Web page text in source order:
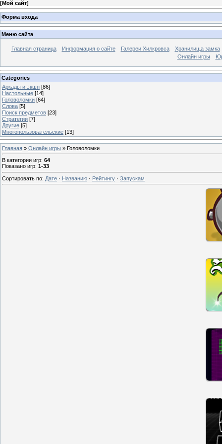
[Мой сайт]
Форма входа
Меню сайта
Главная страница Информация о сайте Галереи Хилкровса
Хранилища замка
Онлайн игры
Categories
Аркады и экшн [86]
Настольные [14]
Головоломки [64]
Слова [5]
Поиск предметов [23]
Стратегии [7]
Другие [5]
Многопользовательские [13]
Главная » Онлайн игры » Головоломки
В категории игр: 64
Показано игр: 1-33
Сортировать по: Дате · Названию · Рейтингу · Запускам